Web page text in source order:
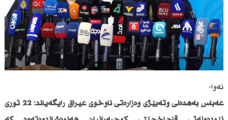
نەوا-
عەباس بەهدەلی وتەبێژی وەزارەتی ناوخۆی عیراق رایگەیاند: 22 تۆڕی